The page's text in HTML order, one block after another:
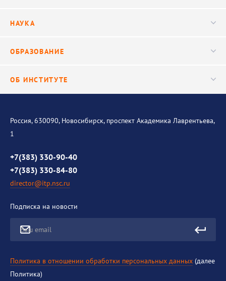
Видео
Научные подразделения
НАУКА
Исследования
ОБРАЗОВАНИЕ
ОБ ИНСТИТУТЕ
История института
Контакты
Противодействие коррупции
Россия, 630090, Новосибирск, проспект Академика Лаврентьева,
1
+7(383) 330-90-40
+7(383) 330-84-80
director@itp.nsc.ru
Подписка на новости
Ваш email
Политика в отношении обработки персональных данных (далее
Политика)